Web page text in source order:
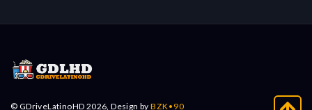
© GDriveLatinoHD 2026, Design byBZK•90